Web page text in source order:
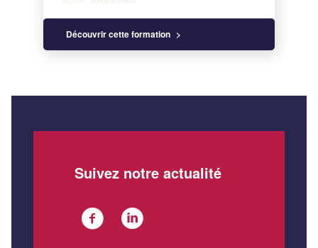
Découvrir cette formation
Suivez notre actualité